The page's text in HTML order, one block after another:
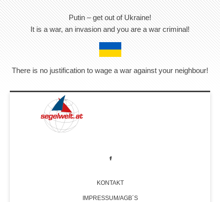
Putin – get out of Ukraine!
It is a war, an invasion and you are a war criminal!
There is no justification to wage a war against your neighbour!
KONTAKT
IMPRESSUM/AGB´S